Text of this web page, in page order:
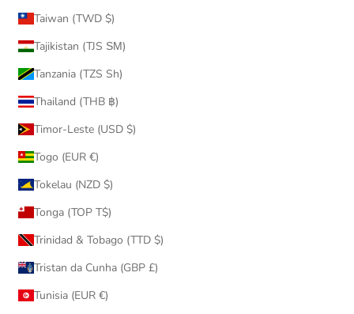
Taiwan (TWD $)
Tajikistan (TJS ЅМ)
Tanzania (TZS Sh)
Thailand (THB ฿)
Timor-Leste (USD $)
Togo (EUR €)
Tokelau (NZD $)
Tonga (TOP T$)
Trinidad & Tobago (TTD $)
Tristan da Cunha (GBP £)
Tunisia (EUR €)